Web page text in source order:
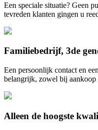
Een speciale situatie? Geen
tevreden klanten gingen u
Familiebedrijf, 3de
Een persoonlijk contact en
belangrijk, zowel bij aankoop
Alleen de hoogste